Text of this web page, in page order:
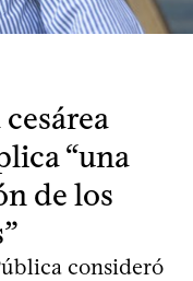
“una
de los
consideró